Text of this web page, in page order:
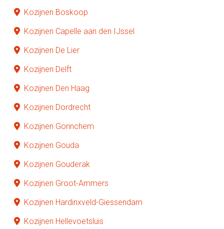
Kozijnen Boskoop
Kozijnen Capelle aan den IJssel
Kozijnen De Lier
Kozijnen Delft
Kozijnen Den Haag
Kozijnen Dordrecht
Kozijnen Gorinchem
Kozijnen Gouda
Kozijnen Gouderak
Kozijnen Groot-Ammers
Kozijnen Hardinxveld-Giessendam
Kozijnen Hellevoetsluis